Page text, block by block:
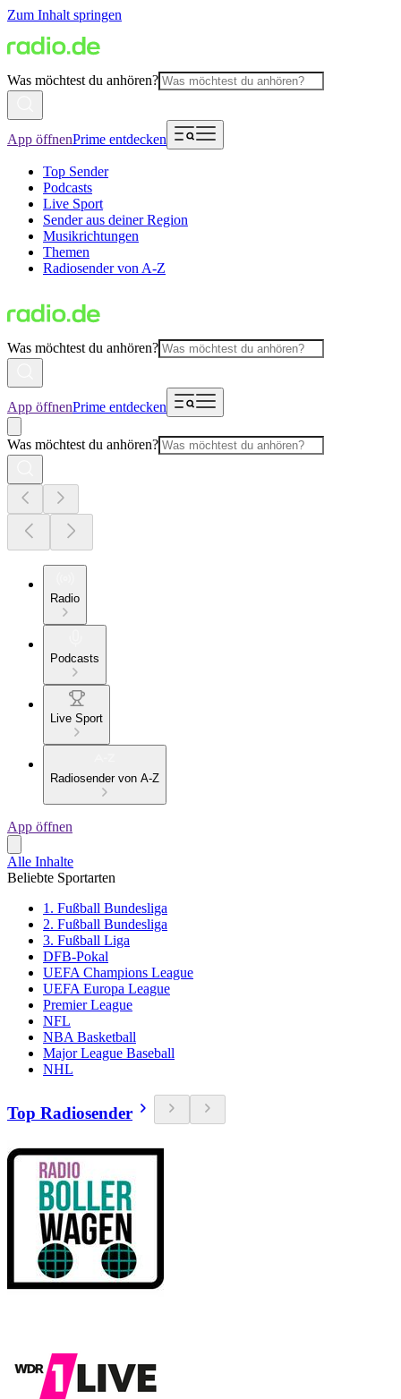
Zum Inhalt springen
Was möchtest du anhören?
App öffnenPrime entdecken
Top Sender
Podcasts
Live Sport
Sender aus deiner Region
Musikrichtungen
Themen
Radiosender von A-Z
Was möchtest du anhören?
App öffnenPrime entdecken
Was möchtest du anhören?
Radio
Podcasts
Live Sport
Radiosender von A-Z
App öffnen
Alle Inhalte
Beliebte Sportarten
1. Fußball Bundesliga
2. Fußball Bundesliga
3. Fußball Liga
DFB-Pokal
UEFA Champions League
UEFA Europa League
Premier League
NFL
NBA Basketball
Major League Baseball
NHL
Top Radiosender